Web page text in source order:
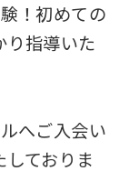
！初めての
り指導いた
へご入会い
ておりま